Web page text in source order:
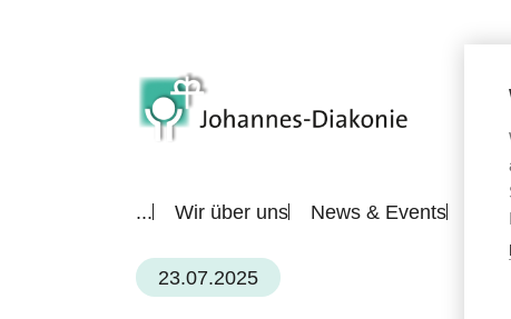
... Wir über uns News & Events
23.07.2025